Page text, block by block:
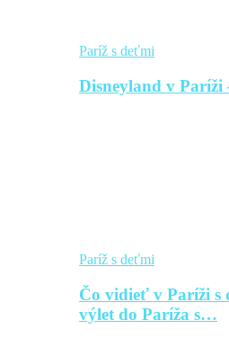
Paríž s deťmi
Disneyland v
Paríž s deťmi
Čo vidieť v Paríži
výlet do Paríža s…